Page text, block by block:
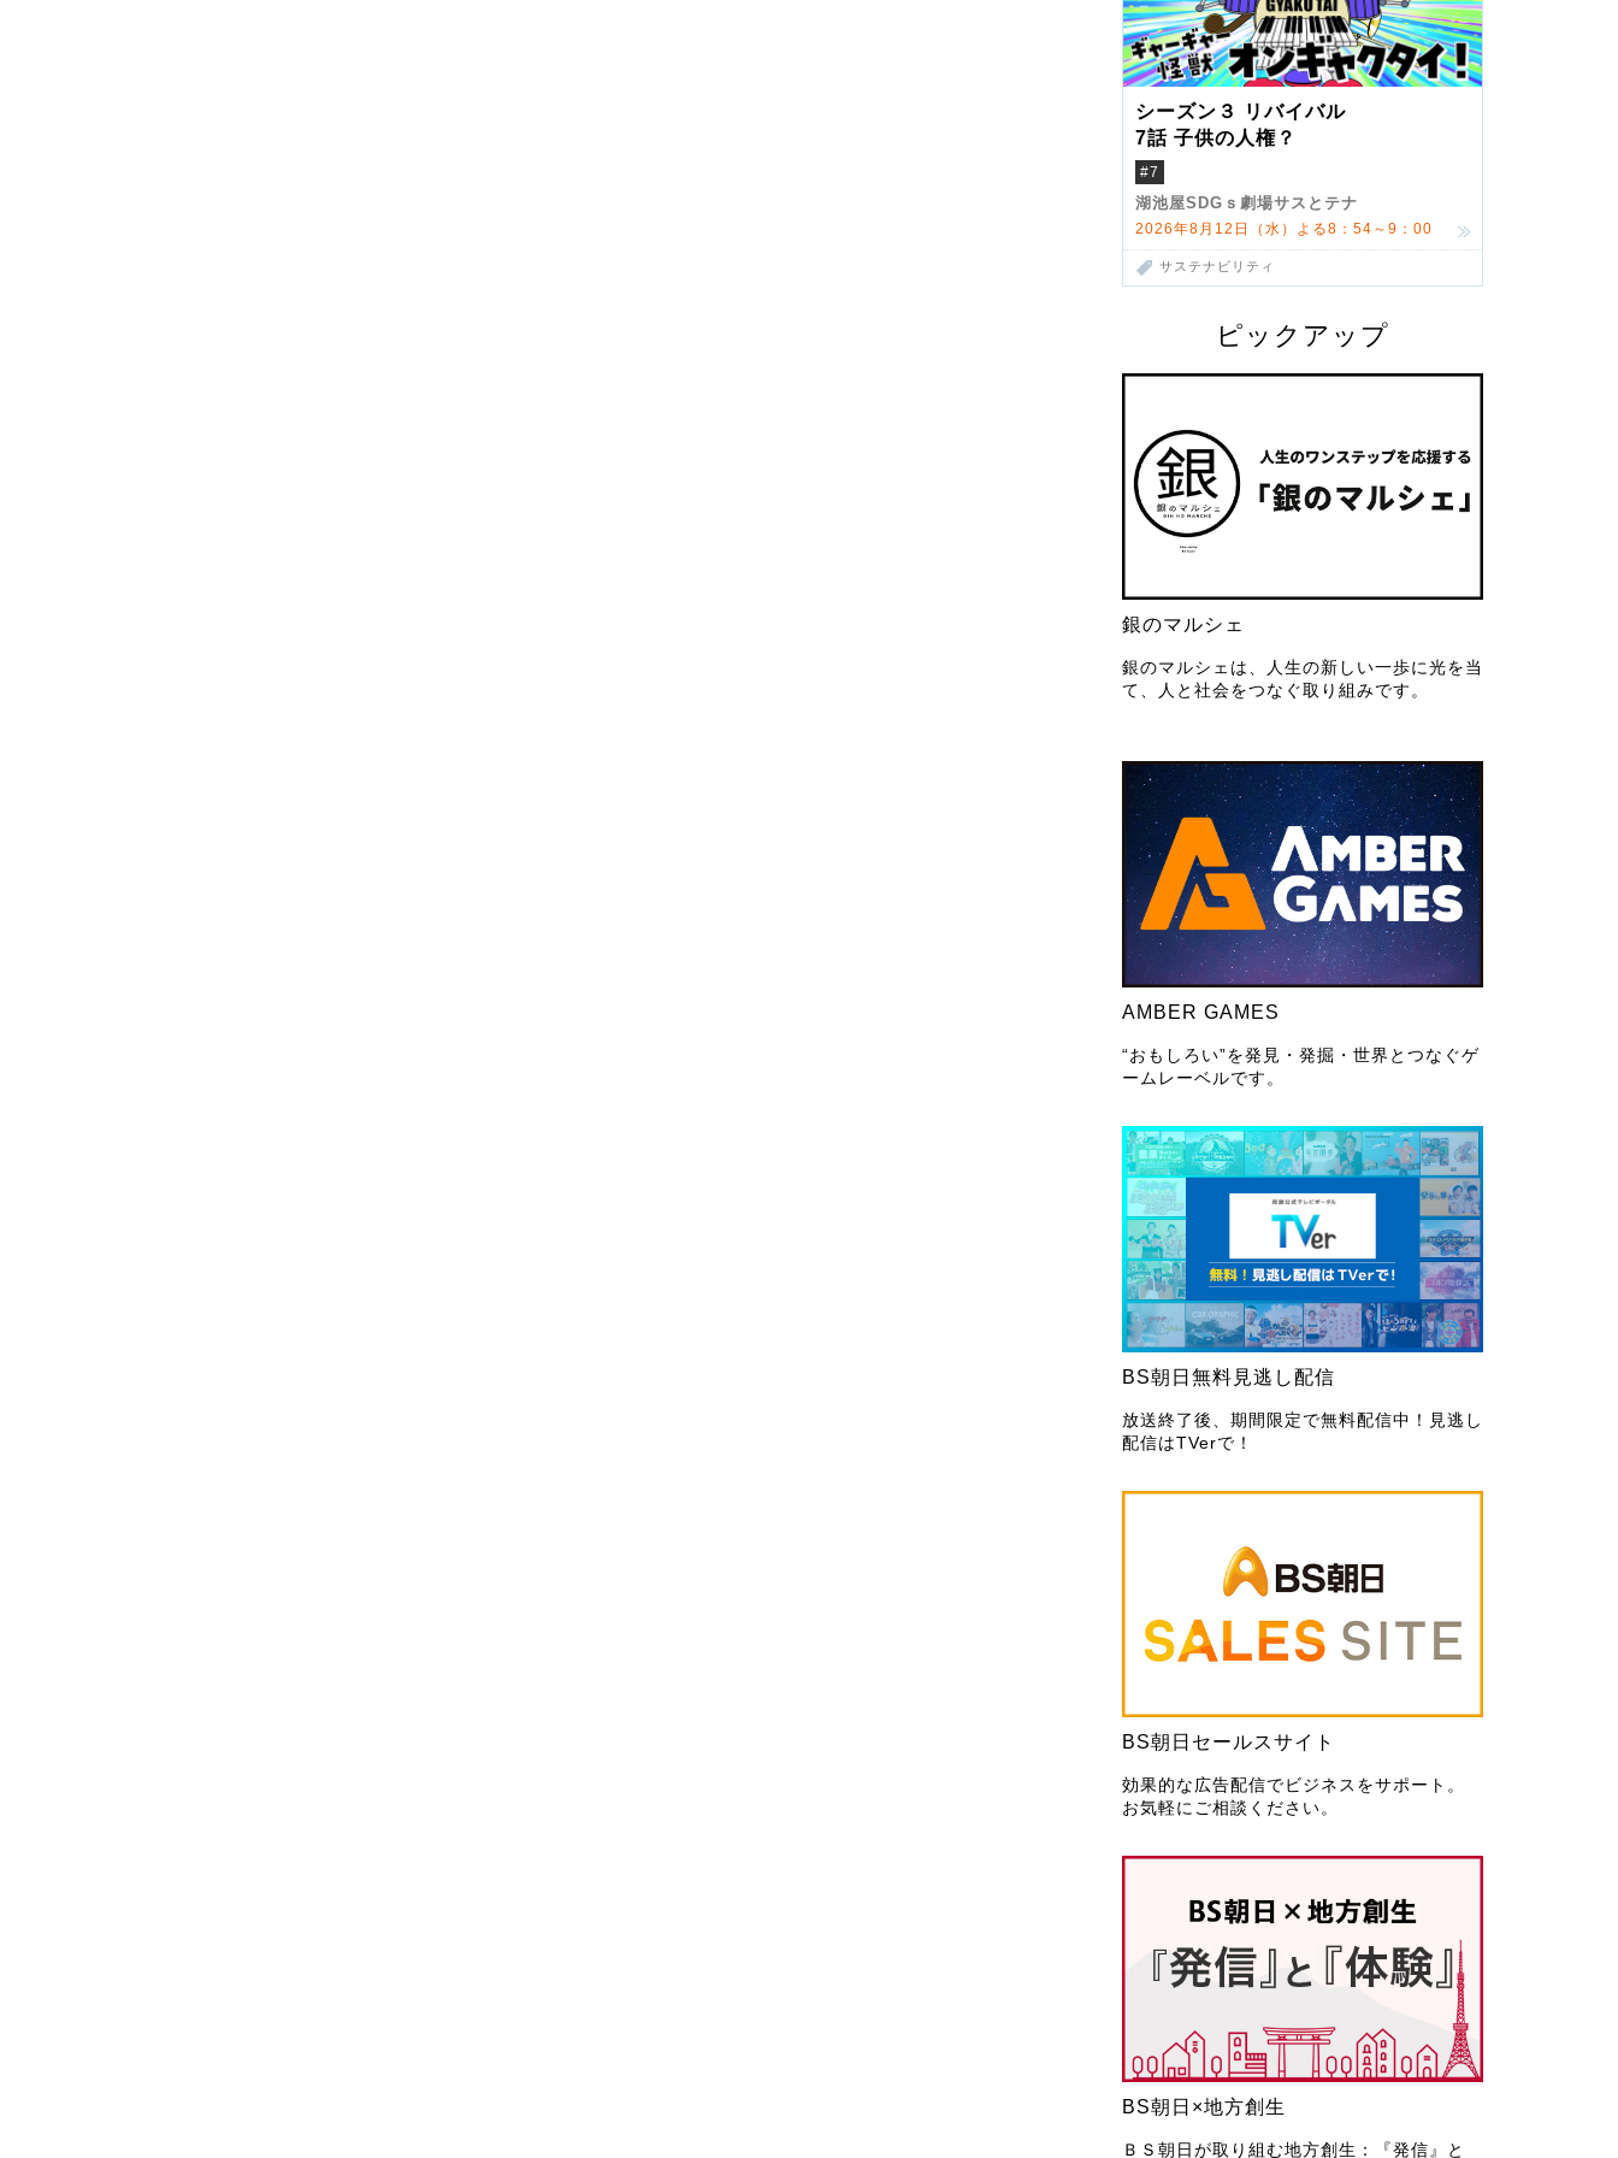
シーズン３ リバイバル
7話 子供の人権？
#7
湖池屋SDGｓ劇場サスとテナ
2026年8月12日（水）よる8：54～9：00
サステナビリティ
ピックアップ
銀のマルシェ
銀のマルシェは、人生の新しい一歩に光を当
て、人と社会をつなぐ取り組みです。
AMBER GAMES
“おもしろい”を発見・発掘・世界とつなぐゲ
ームレーベルです。
BS朝日無料見逃し配信
放送終了後、期間限定で無料配信中！見逃し
配信はTVerで！
BS朝日セールスサイト
効果的な広告配信でビジネスをサポート。
お気軽にご相談ください。
BS朝日×地方創生
ＢＳ朝日が取り組む地方創生：『発信』と